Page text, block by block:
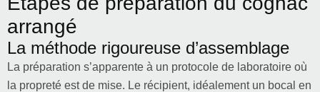
arrangé
La méthode rigoureuse d’assemblage
La préparation s’apparente à un protocole de laboratoire où
la propreté est de mise. Le récipient, idéalement un bocal en